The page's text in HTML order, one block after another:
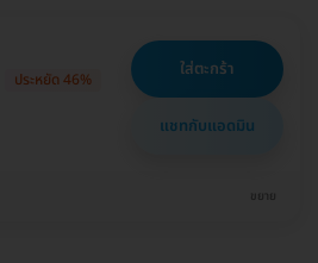
ประหยัด 46% ใส่ตะกร้า
แชทกับแอดมิน
ขยาย